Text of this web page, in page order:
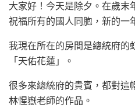
大家好！今天是除夕。在歲末
祝福所有的國人同胞，新的一
我現在所在的房間是總統府的
「天佑花蓮」。
很多來總統府的貴賓，都對這
林惺嶽老師的作品。